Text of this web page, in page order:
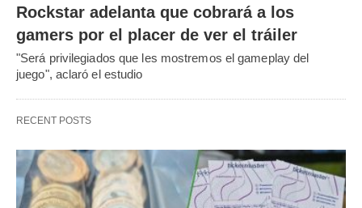
Rockstar adelanta que cobrará a los
gamers por el placer de ver el tráiler
"Será privilegiados que les mostremos el gameplay del
juego", aclaró el estudio
RECENT POSTS